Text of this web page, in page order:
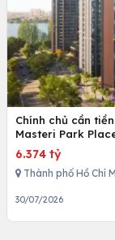
Chính chủ cần
Masteri Park
6.374 tỷ
Thành phố Hồ Chí
30/07/2026